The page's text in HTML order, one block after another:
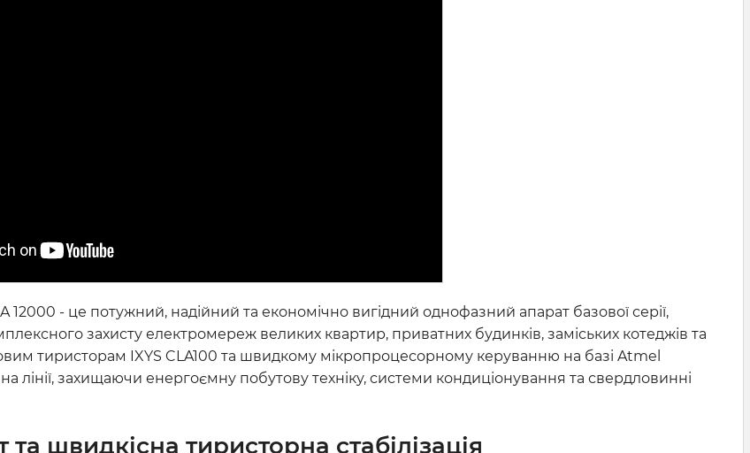
12000 - це потужний, надійний та економічно вигідний однофазний апарат базової серії,
захисту електромереж великих квартир, приватних будинків, заміських котеджів та
тиристорам IXYS CLA100 та швидкому мікропроцесорному керуванню на базі Atmel
лінії, захищаючи енергоємну побутову техніку, системи кондиціонування та свердловинні
швидкісна тиристорна стабілізація